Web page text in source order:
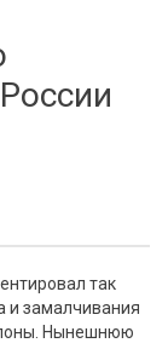
так
и замалчивания
Нынешнюю